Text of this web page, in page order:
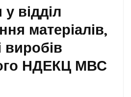
у відділ
матеріалів,
виробів
НДЕКЦ МВС